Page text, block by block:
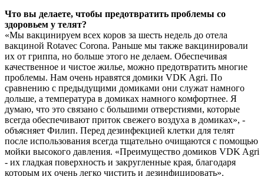
Что вы делаете, чтобы предотвратить проблемы со
здоровьем у телят?
«Мы вакцинируем всех коров за шесть недель до отела
вакциной Rotavec Corona. Раньше мы также вакцинировали
их от гриппа, но больше этого не делаем. Обеспечивая
качественное и чистое жилье, можно предотвратить многие
проблемы. Нам очень нравятся домики VDK Agri. По
сравнению с предыдущими домиками они служат намного
дольше, а температура в домиках намного комфортнее. Я
думаю, что это связано с большими отверстиями, которые
всегда обеспечивают приток свежего воздуха в домиках», -
объясняет Филип. Перед дезинфекцией клетки для телят
после использования всегда тщательно очищаются с помощью
мойки высокого давления. «Преимущество домиков VDK Agri
- их гладкая поверхность и закругленные края, благодаря
которым их очень легко чистить и дезинфицировать».